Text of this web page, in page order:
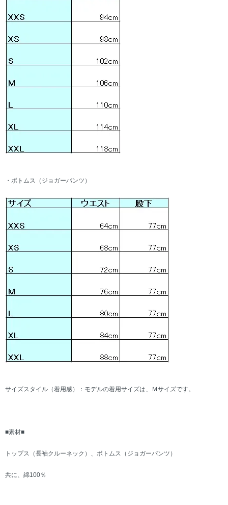
・ボトムス（ジョガーパンツ）
サイズスタイル（着用感）：モデルの着用サイズは、Ｍサイズです。
■素材■
トップス（長袖クルーネック）、ボトムス（ジョガーパンツ）
共に、綿100％